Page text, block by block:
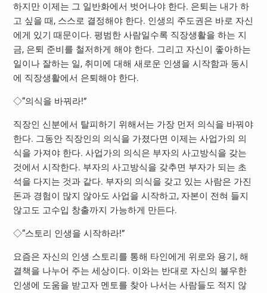
하지만 이제는 그 일반화에서 벗어나야 한다. 은퇴는 내가 하
고 싶을 때, 스스로 결정해야 한다. 인생의 주도권은 바로 자신
에게 있기 때문이다. 평범한 사람일수록 직장생활을 하는 지
금, 은퇴 준비를 철저하게 해야 한다. 그리고 자신이 좋아하는
일이나 잘하는 일, 취미에 대해 새로운 인생을 시작함과 동시
에 직장생활에서 은퇴해야 한다.
◇“의식을 바꿔라!”
직장인 신분에서 탈피하기 위해서는 가장 먼저 의식을 바꿔야
한다. 그동안 직장인의 의식을 가졌다면 이제는 사업가의 의
식을 가져야 한다. 사업가의 의식은 부자의 사고방식을 갖는
것에서 시작한다. 부자의 사고방식을 갖추면 부자가 되는 초
석을 다지는 것과 같다. 부자의 의식을 갖고 있는 사람은 가진
돈과 경험이 많지 않아도 사업을 시작하고, 자본이 전혀 들지
않고도 고수입 창출까지 가능하게 만든다.
◇“스토리 인생을 시작하라!”
요즘은 자신의 인생 스토리를 통해 타인에게 위로와 용기, 해
결책을 나누어 주는 세상이다. 이와는 반대로 자신의 불우한
인생에 도움을 받고자 멘토를 찾아 나서는 사람들도 적지 않